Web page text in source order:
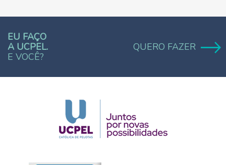
EU FAÇO
A UCPEL.
E VOCÊ?
QUERO FAZER